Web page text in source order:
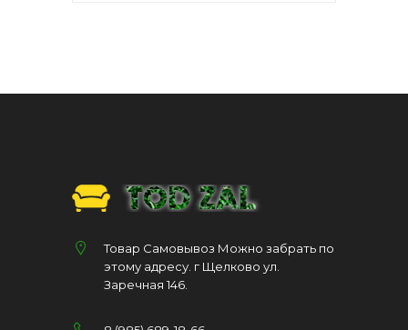
Товар Самовывоз Можно забрать по
этому адресу. г Щелково ул.
Заречная 146.